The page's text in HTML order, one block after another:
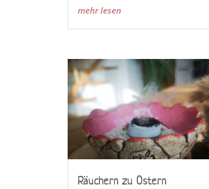
mehr lesen
Räuchern zu Ostern